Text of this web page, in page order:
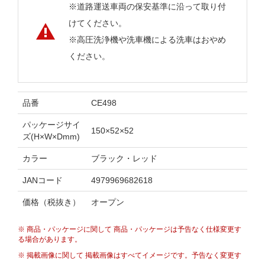
※道路運送車両の保安基準に沿って取り付
けてください。
※高圧洗浄機や洗車機による洗車はおやめ
ください。
品番 CE498
パッケージサイ
ズ(H×W×Dmm)
150×52×52
カラー ブラック・レッド
JANコード 4979969682618
価格（税抜き） オープン
※ 商品・パッケージに関して 商品・パッケージは予告なく仕様変更す
る場合があります。
※ 掲載画像に関して 掲載画像はすべてイメージです。予告なく変更す